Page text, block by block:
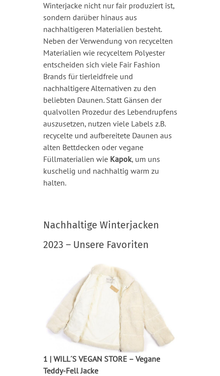
Winterjacke nicht nur fair produziert ist,
sondern darüber hinaus aus
nachhaltigeren Materialien besteht.
Neben der Verwendung von recycelten
Materialien wie recyceltem Polyester
entscheiden sich viele Fair Fashion
Brands für tierleidfreie und
nachhaltigere Alternativen zu den
beliebten Daunen. Statt Gänsen der
qualvollen Prozedur des Lebendrupfens
auszusetzen, nutzen viele Labels z.B.
recycelte und aufbereitete Daunen aus
alten Bettdecken oder vegane
Füllmaterialien wie Kapok, um uns
kuschelig und nachhaltig warm zu
halten.
Nachhaltige Winterjacken
2023 – Unsere Favoriten
1 | WILL´S VEGAN STORE – Vegane
Teddy-Fell Jacke